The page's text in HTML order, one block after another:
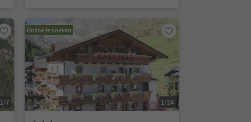
1/7
Online te boeken
1/24